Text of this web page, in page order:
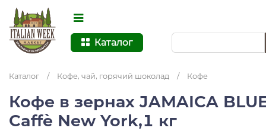
Каталог
Каталог / Кофе, чай, горячий шоколад / Кофе
Кофе в зернах JAMAICA
Caffè New York,1 кг